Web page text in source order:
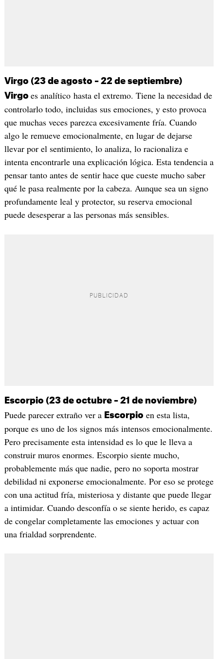
Virgo (23 de agosto – 22 de septiembre)
Virgo es analítico hasta el extremo. Tiene la necesidad de
controlarlo todo, incluidas sus emociones, y esto provoca
que muchas veces parezca excesivamente fría. Cuando
algo le remueve emocionalmente, en lugar de dejarse
llevar por el sentimiento, lo analiza, lo racionaliza e
intenta encontrarle una explicación lógica. Esta tendencia a
pensar tanto antes de sentir hace que cueste mucho saber
qué le pasa realmente por la cabeza. Aunque sea un signo
profundamente leal y protector, su reserva emocional
puede desesperar a las personas más sensibles.
Escorpio (23 de octubre – 21 de noviembre)
Puede parecer extraño ver a Escorpio en esta lista,
porque es uno de los signos más intensos emocionalmente.
Pero precisamente esta intensidad es lo que le lleva a
construir muros enormes. Escorpio siente mucho,
probablemente más que nadie, pero no soporta mostrar
debilidad ni exponerse emocionalmente. Por eso se protege
con una actitud fría, misteriosa y distante que puede llegar
a intimidar. Cuando desconfía o se siente herido, es capaz
de congelar completamente las emociones y actuar con
una frialdad sorprendente.